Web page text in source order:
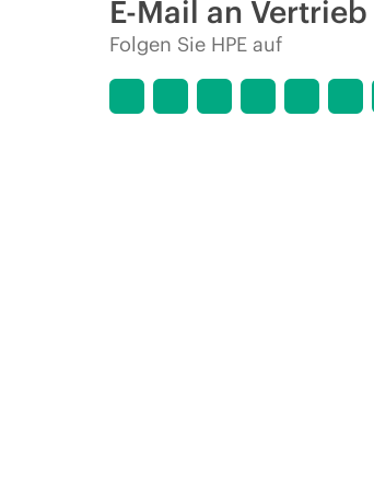
E-Mail an Vertrieb
Folgen Sie HPE auf